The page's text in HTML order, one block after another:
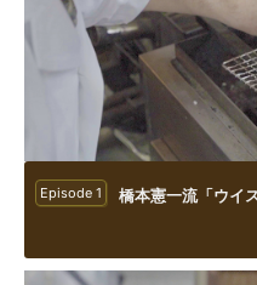
Episode 1 橋本憲一流「ウイ